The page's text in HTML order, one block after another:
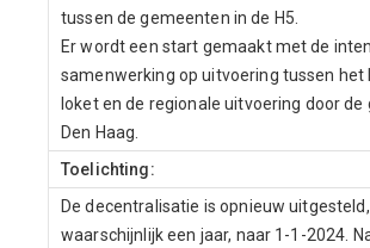
tussen de gemeenten in de H5.
Er wordt een start gemaakt met de
samenwerking op uitvoering tussen het
loket en de regionale uitvoering door
Den Haag.
Toelichting:
De decentralisatie is opnieuw
waarschijnlijk een jaar, naar 1-1-2024.